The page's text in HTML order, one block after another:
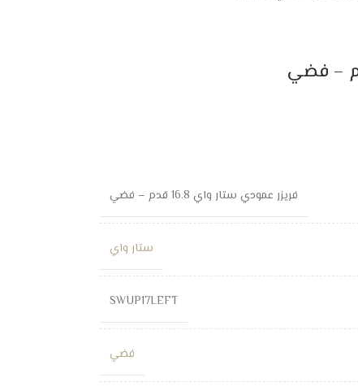
فريزر عمودي ستار واي 16.8 قدم – فضي
ستار واي
SWUP17LEFT
فضي